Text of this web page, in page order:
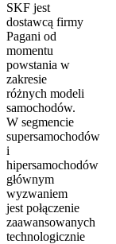
SKF jest
dostawcą firmy
Pagani od
momentu
powstania w
zakresie
różnych modeli
samochodów.
W segmencie
supersamochodów
i
hipersamochodów
głównym
wyzwaniem
jest połączenie
zaawansowanych
technologicznie